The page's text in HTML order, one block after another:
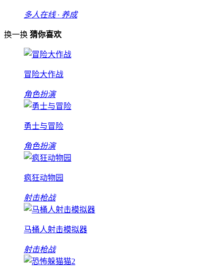
多人在线 · 养成
换一换 猜你喜欢
冒险大作战
角色扮演
勇士与冒险
角色扮演
疯狂动物园
射击枪战
马桶人射击模拟器
射击枪战